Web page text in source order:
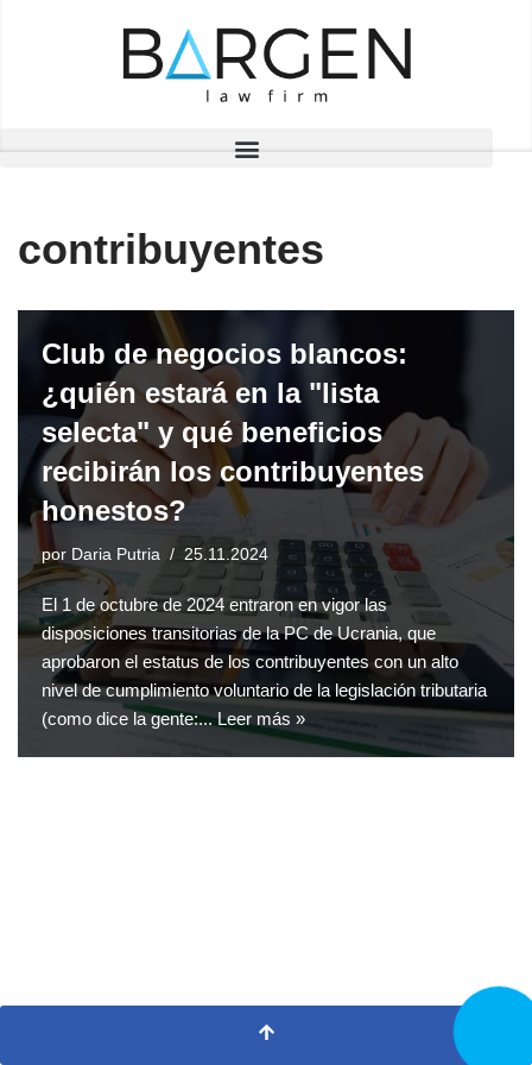
contribuyentes
Club de negocios blancos:
¿quién estará en la "lista
selecta" y qué beneficios
recibirán los contribuyentes
honestos?
por Daria Putria 25.11.2024
El 1 de octubre de 2024 entraron en vigor las
disposiciones transitorias de la PC de Ucrania, que
aprobaron el estatus de los contribuyentes con un alto
nivel de cumplimiento voluntario de la legislación tributaria
(como dice la gente:...Leer más »